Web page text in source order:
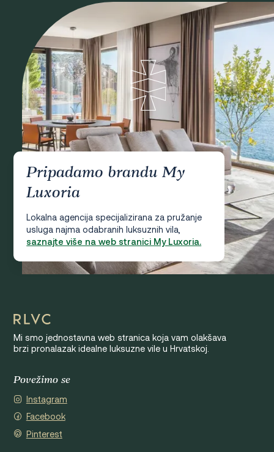
Pripadamo brandu My
Luxoria
Lokalna agencija specijalizirana za pružanje
usluga najma odabranih luksuznih vila,
saznajte više na web stranici My Luxoria.
Mi smo jednostavna web stranica koja vam olakšava
brzi pronalazak idealne luksuzne vile u Hrvatskoj.
Povežimo se
Instagram
Facebook
Pinterest